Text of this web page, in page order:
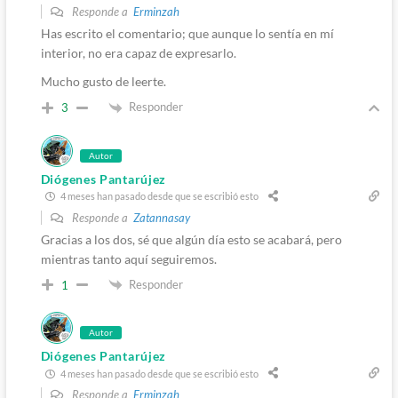
Responde a Erminzah
Has escrito el comentario; que aunque lo sentía en mí
interior, no era capaz de expresarlo.
Mucho gusto de leerte.
3 Responder
Autor
Diógenes Pantarújez
4 meses han pasado desde que se escribió esto
Responde a Zatannasay
Gracias a los dos, sé que algún día esto se acabará, pero
mientras tanto aquí seguiremos.
1 Responder
Autor
Diógenes Pantarújez
4 meses han pasado desde que se escribió esto
Responde a Erminzah